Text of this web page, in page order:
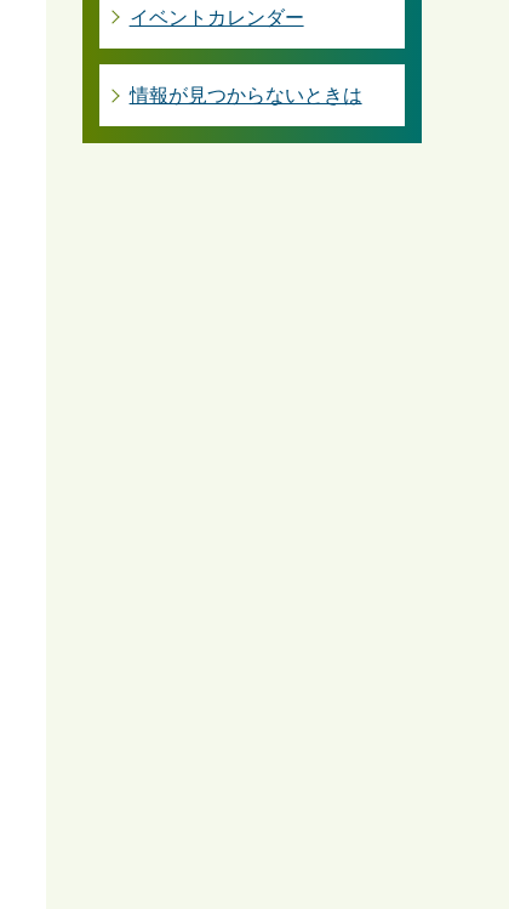
イベントカレンダー
情報が見つからないときは